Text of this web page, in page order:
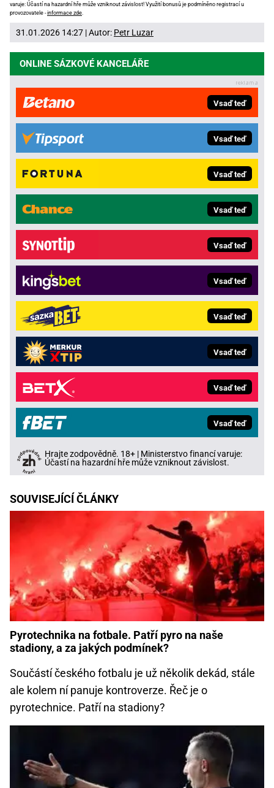
varuje: Účastí na hazardní hře může vzniknout závislost! Využití bonusů je podmíněno registrací u
provozovatele -informace zde.
31.01.2026 14:27 | Autor: Petr Luzar
ONLINE SÁZKOVÉ KANCELÁŘE
Vsaď teď
Vsaď teď
Vsaď teď
Vsaď teď
Vsaď teď
Vsaď teď
Vsaď teď
Vsaď teď
Vsaď teď
Vsaď teď
Hrajte zodpovědně. 18+ | Ministerstvo financí varuje:
Účastí na hazardní hře může vzniknout závislost.
SOUVISEJÍCÍ ČLÁNKY
Pyrotechnika na fotbale. Patří pyro na naše
stadiony, a za jakých podmínek?
Součástí českého fotbalu je už několik dekád, stále
ale kolem ní panuje kontroverze. Řeč je o
pyrotechnice. Patří na stadiony?